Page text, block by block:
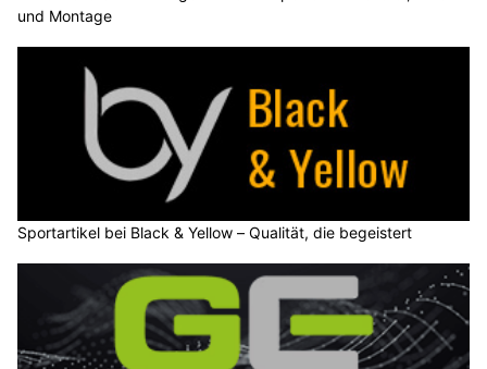
und Montage
Sportartikel bei Black & Yellow – Qualität, die begeistert